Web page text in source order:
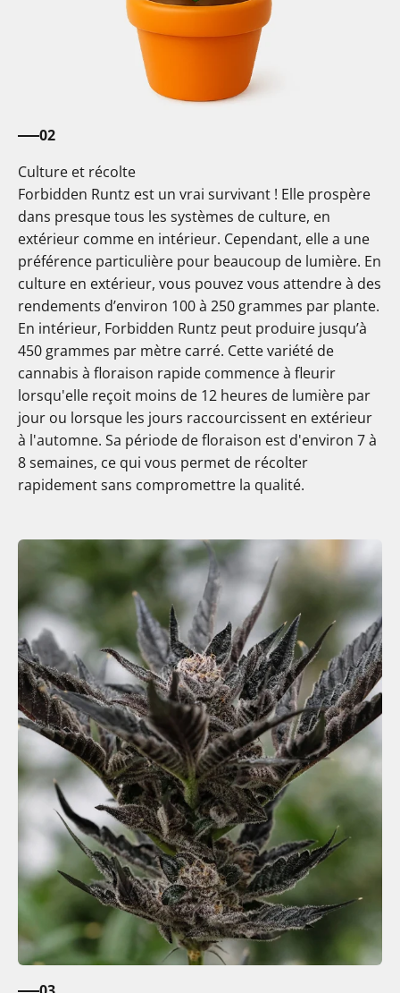
02
Culture et récolte
Forbidden Runtz est un vrai survivant ! Elle prospère
dans presque tous les systèmes de culture, en
extérieur comme en intérieur. Cependant, elle a une
préférence particulière pour beaucoup de lumière. En
culture en extérieur, vous pouvez vous attendre à des
rendements d’environ 100 à 250 grammes par plante.
En intérieur, Forbidden Runtz peut produire jusqu’à
450 grammes par mètre carré. Cette variété de
cannabis à floraison rapide commence à fleurir
lorsqu'elle reçoit moins de 12 heures de lumière par
jour ou lorsque les jours raccourcissent en extérieur
à l'automne. Sa période de floraison est d'environ 7 à
8 semaines, ce qui vous permet de récolter
rapidement sans compromettre la qualité.